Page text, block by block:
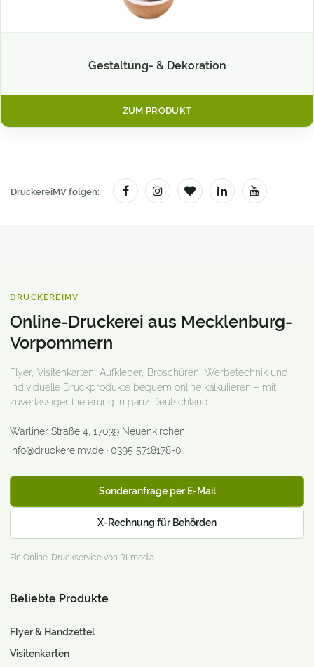
Gestaltung- & Dekoration
ZUM PRODUKT
DruckereiMV folgen:
DRUCKEREIMV
Online-Druckerei aus Mecklenburg-
Vorpommern
Flyer, Visitenkarten, Aufkleber, Broschüren, Werbetechnik und
individuelle Druckprodukte bequem online kalkulieren – mit
zuverlässiger Lieferung in ganz Deutschland.
Warliner Straße 4 17039 Neuenkirchen
info@druckereimv.de · 0395 5718178-0
Sonderanfrage per E-Mail
X-Rechnung für Behörden
Ein Online-Druckservice von RLmedia
Beliebte Produkte
Flyer & Handzettel
Visitenkarten